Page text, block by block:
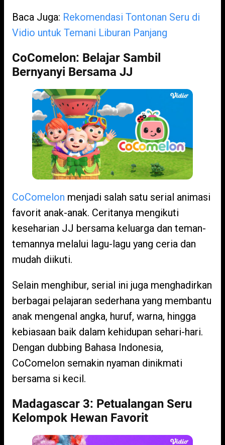
Baca Juga: Rekomendasi Tontonan Seru di
Vidio untuk Temani Liburan Panjang
CoComelon: Belajar Sambil
Bernyanyi Bersama JJ
CoComelon menjadi salah satu serial animasi
favorit anak-anak. Ceritanya mengikuti
keseharian JJ bersama keluarga dan teman-
temannya melalui lagu-lagu yang ceria dan
mudah diikuti.
Selain menghibur, serial ini juga menghadirkan
berbagai pelajaran sederhana yang membantu
anak mengenal angka, huruf, warna, hingga
kebiasaan baik dalam kehidupan sehari-hari.
Dengan dubbing Bahasa Indonesia,
CoComelon semakin nyaman dinikmati
bersama si kecil.
Madagascar 3: Petualangan Seru
Kelompok Hewan Favorit